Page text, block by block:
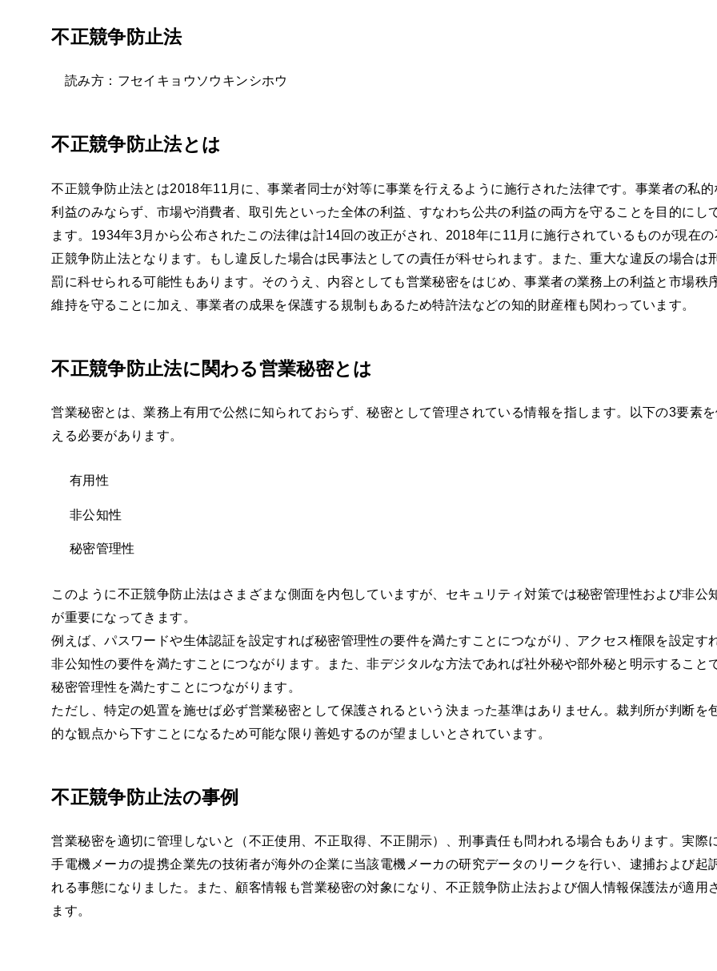
不正競争防止法
読み方：フセイキョウソウキンシホウ
不正競争防止法とは
不正競争防止法とは2018年11月に、事業者同士が対等に事業を行えるように施行された法律です。事業者の私的
利益のみならず、市場や消費者、取引先といった全体の利益、すなわち公共の利益の両方を守ることを目的にし
ます。1934年3月から公布されたこの法律は計14回の改正がされ、2018年に11月に施行されているものが現在の
正競争防止法となります。もし違反した場合は民事法としての責任が科せられます。また、重大な違反の場合は
罰に科せられる可能性もあります。そのうえ、内容としても営業秘密をはじめ、事業者の業務上の利益と市場秩
維持を守ることに加え、事業者の成果を保護する規制もあるため特許法などの知的財産権も関わっています。
不正競争防止法に関わる営業秘密とは
営業秘密とは、業務上有用で公然に知られておらず、秘密として管理されている情報を指します。以下の3要素
える必要があります。
有用性
非公知性
秘密管理性
このように不正競争防止法はさまざまな側面を内包していますが、セキュリティ対策では秘密管理性および非公
が重要になってきます。
例えば、パスワードや生体認証を設定すれば秘密管理性の要件を満たすことにつながり、アクセス権限を設定す
非公知性の要件を満たすことにつながります。また、非デジタルな方法であれば社外秘や部外秘と明示すること
秘密管理性を満たすことにつながります。
ただし、特定の処置を施せば必ず営業秘密として保護されるという決まった基準はありません。裁判所が判断を
的な観点から下すことになるため可能な限り善処するのが望ましいとされています。
不正競争防止法の事例
営業秘密を適切に管理しないと（不正使用、不正取得、不正開示）、刑事責任も問われる場合もあります。実際
手電機メーカの提携企業先の技術者が海外の企業に当該電機メーカの研究データのリークを行い、逮捕および起
れる事態になりました。また、顧客情報も営業秘密の対象になり、不正競争防止法および個人情報保護法が適用
ます。